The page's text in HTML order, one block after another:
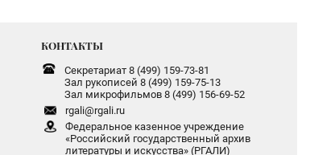
КОНТАКТЫ
Секретариат 8 (499) 159-73-81
Зал рукописей 8 (499) 159-75-13
Зал микрофильмов 8 (499) 156-69-52
rgali@rgali.ru
Федеральное казенное учреждение
«Российский государственный архив
литературы и искусства» (РГАЛИ)